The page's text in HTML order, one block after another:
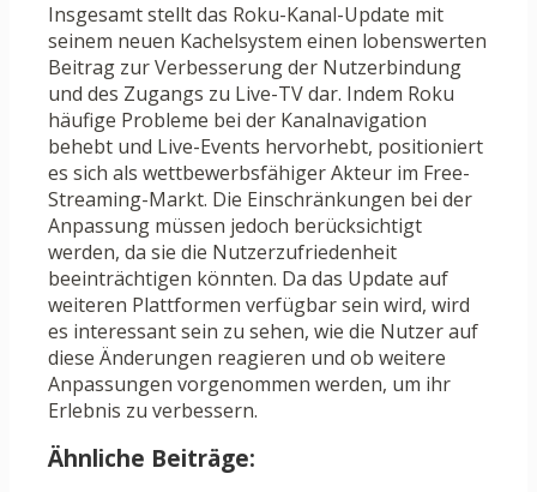
Insgesamt stellt das Roku-Kanal-Update mit
seinem neuen Kachelsystem einen lobenswerten
Beitrag zur Verbesserung der Nutzerbindung
und des Zugangs zu Live-TV dar. Indem Roku
häufige Probleme bei der Kanalnavigation
behebt und Live-Events hervorhebt, positioniert
es sich als wettbewerbsfähiger Akteur im Free-
Streaming-Markt. Die Einschränkungen bei der
Anpassung müssen jedoch berücksichtigt
werden, da sie die Nutzerzufriedenheit
beeinträchtigen könnten. Da das Update auf
weiteren Plattformen verfügbar sein wird, wird
es interessant sein zu sehen, wie die Nutzer auf
diese Änderungen reagieren und ob weitere
Anpassungen vorgenommen werden, um ihr
Erlebnis zu verbessern.
Ähnliche Beiträge: